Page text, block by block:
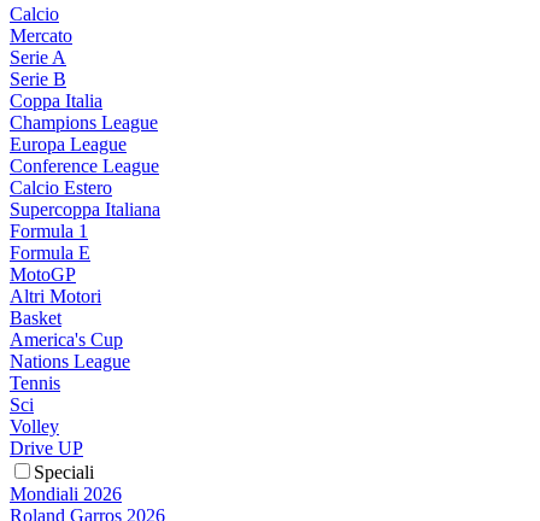
Calcio
Mercato
Serie A
Serie B
Coppa Italia
Champions League
Europa League
Conference League
Calcio Estero
Supercoppa Italiana
Formula 1
Formula E
MotoGP
Altri Motori
Basket
America's Cup
Nations League
Tennis
Sci
Volley
Drive UP
Speciali
Mondiali 2026
Roland Garros 2026